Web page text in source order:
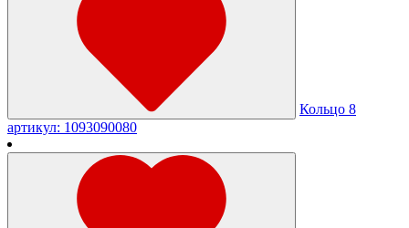
Кольцо 8
артикул: 1093090080